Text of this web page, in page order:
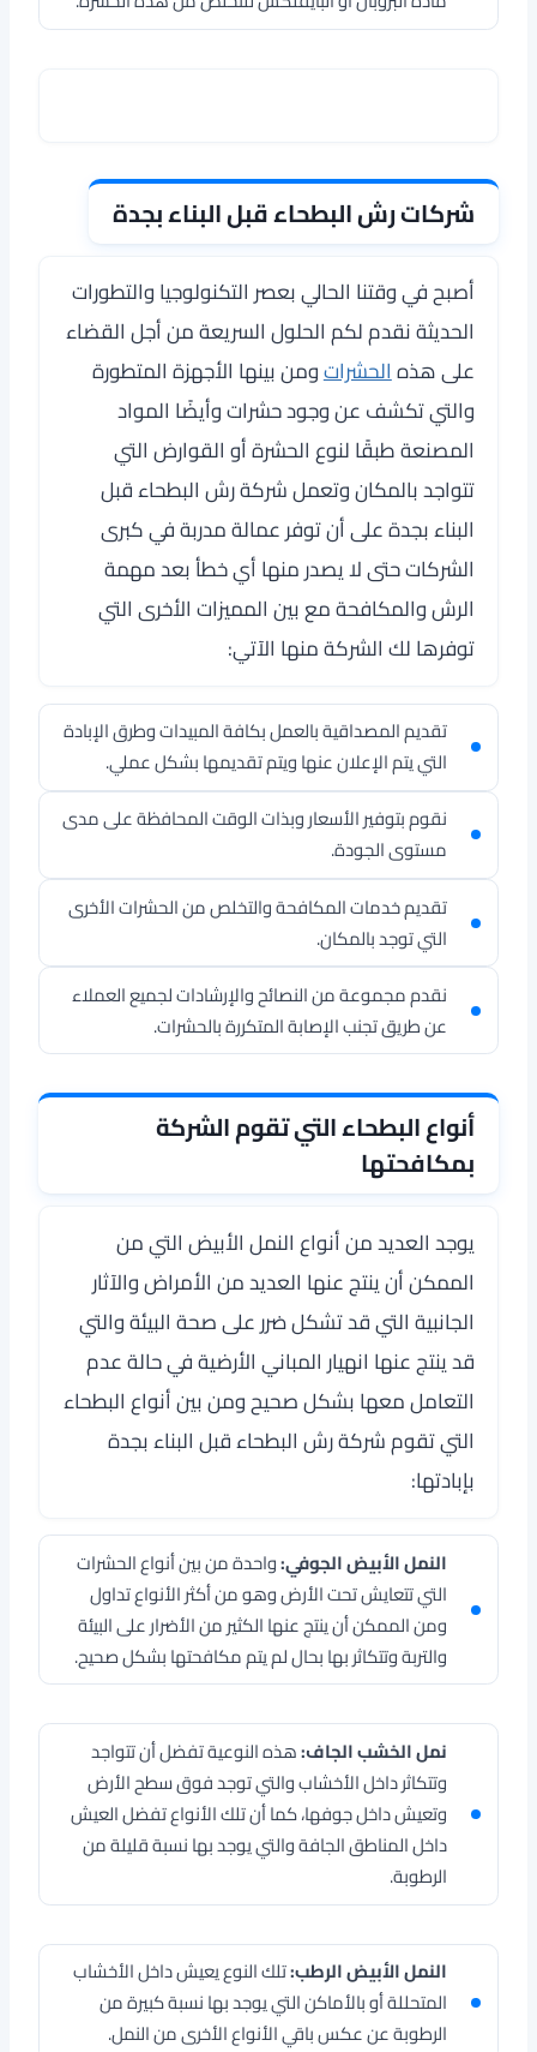
شركات رش البطحاء قبل البناء بجدة
أصبح في وقتنا الحالي بعصر التكنولوجيا والتطورات
الحديثة نقدم لكم الحلول السريعة من أجل القضاء
على هذهالحشراتومن بينها الأجهزة المتطورة
والتي تكشف عن وجود حشرات وأيضًا المواد
المصنعة طبقًا لنوع الحشرة أو القوارض التي
تتواجد بالمكان وتعمل شركة رش البطحاء قبل
البناء بجدة على أن توفر عمالة مدربة في كبرى
الشركات حتى لا يصدر منها أي خطأ بعد مهمة
الرش والمكافحة مع بين المميزات الأخرى التي
توفرها لك الشركة منها الآتي:
تقديم المصداقية بالعمل بكافة المبيدات وطرق الإبادة
التي يتم الإعلان عنها ويتم تقديمها بشكل عملي.
نقوم بتوفير الأسعار وبذات الوقت المحافظة على مدى
مستوى الجودة.
تقديم خدمات المكافحة والتخلص من الحشرات الأخرى
التي توجد بالمكان.
نقدم مجموعة من النصائح والإرشادات لجميع العملاء
عن طريق تجنب الإصابة المتكررة بالحشرات.
أنواع البطحاء التي تقوم الشركة
بمكافحتها
يوجد العديد من أنواع النمل الأبيض التي من
الممكن أن ينتج عنها العديد من الأمراض والآثار
الجانبية التي قد تشكل ضرر على صحة البيئة والتي
قد ينتج عنها انهيار المباني الأرضية في حالة عدم
التعامل معها بشكل صحيح ومن بين أنواع البطحاء
التي تقوم شركة رش البطحاء قبل البناء بجدة
بإبادتها:
النمل الأبيض الجوفي:واحدة من بين أنواع الحشرات
التي تتعايش تحت الأرض وهو من أكثر الأنواع تداول
ومن الممكن أن ينتج عنها الكثير من الأضرار على البيئة
والتربة وتتكاثر بها بحال لم يتم مكافحتها بشكل صحيح.
نمل الخشب الجاف:هذه النوعية تفضل أن تتواجد
وتتكاثر داخل الأخشاب والتي توجد فوق سطح الأرض
وتعيش داخل جوفها، كما أن تلك الأنواع تفضل العيش
داخل المناطق الجافة والتي يوجد بها نسبة قليلة من
الرطوبة.
النمل الأبيض الرطب:تلك النوع يعيش داخل الأخشاب
المتحللة أو بالأماكن التي يوجد بها نسبة كبيرة من
الرطوبة عن عكس باقي الأنواع الأخرى من النمل.